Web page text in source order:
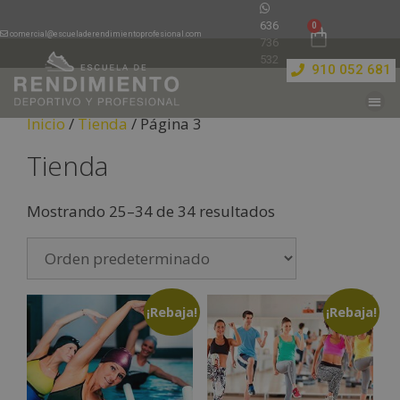
comercial@escueladerendimientoprofesional.com
636
736
532
910 052 681
Inicio/Tienda/ Página 3
Tienda
Mostrando 25–34 de 34 resultados
¡Rebaja! ¡Rebaja!